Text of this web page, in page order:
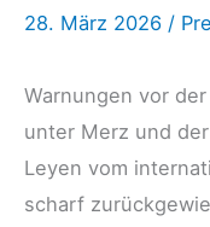
28. März 2026 /
Warnungen vor
unter Merz und
Leyen vom
scharf